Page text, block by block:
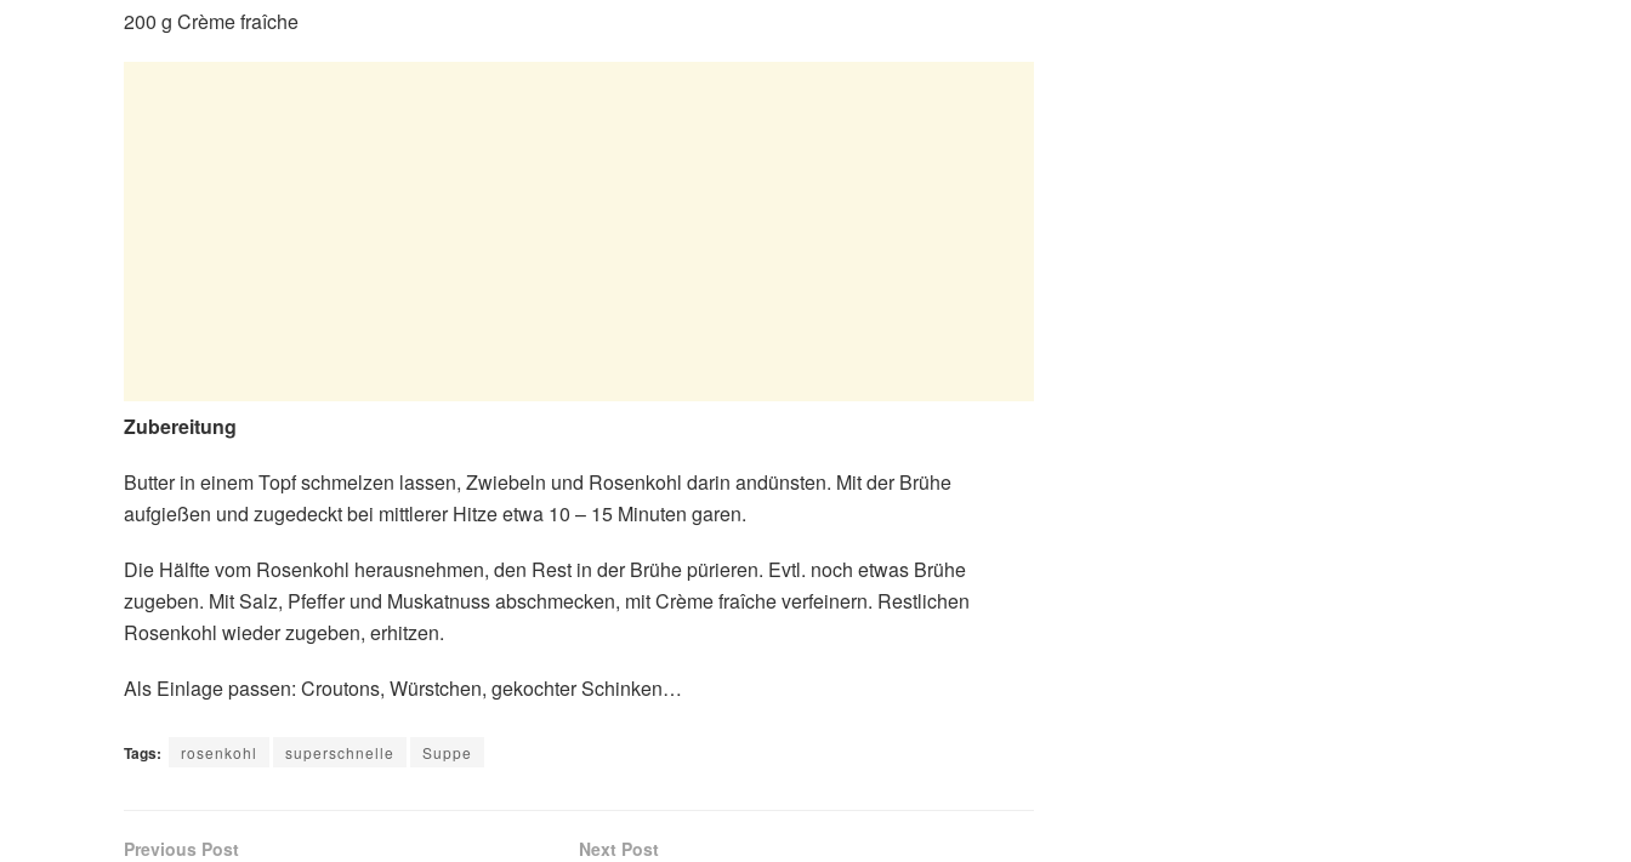
200 g Crème fraîche
Zubereitung
Butter in einem Topf schmelzen lassen, Zwiebeln und Rosenkohl darin andünsten. Mit der Brühe
aufgießen und zugedeckt bei mittlerer Hitze etwa 10 – 15 Minuten garen.
Die Hälfte vom Rosenkohl herausnehmen, den Rest in der Brühe pürieren. Evtl. noch etwas Brühe
zugeben. Mit Salz, Pfeffer und Muskatnuss abschmecken, mit Crème fraîche verfeinern. Restlichen
Rosenkohl wieder zugeben, erhitzen.
Als Einlage passen: Croutons, Würstchen, gekochter Schinken…
Tags: rosenkohl superschnelle Suppe
Previous Post Next Post